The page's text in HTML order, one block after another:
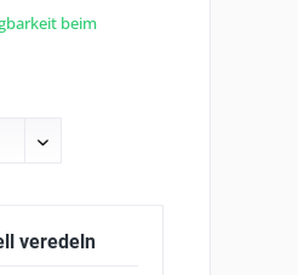
beim
veredeln